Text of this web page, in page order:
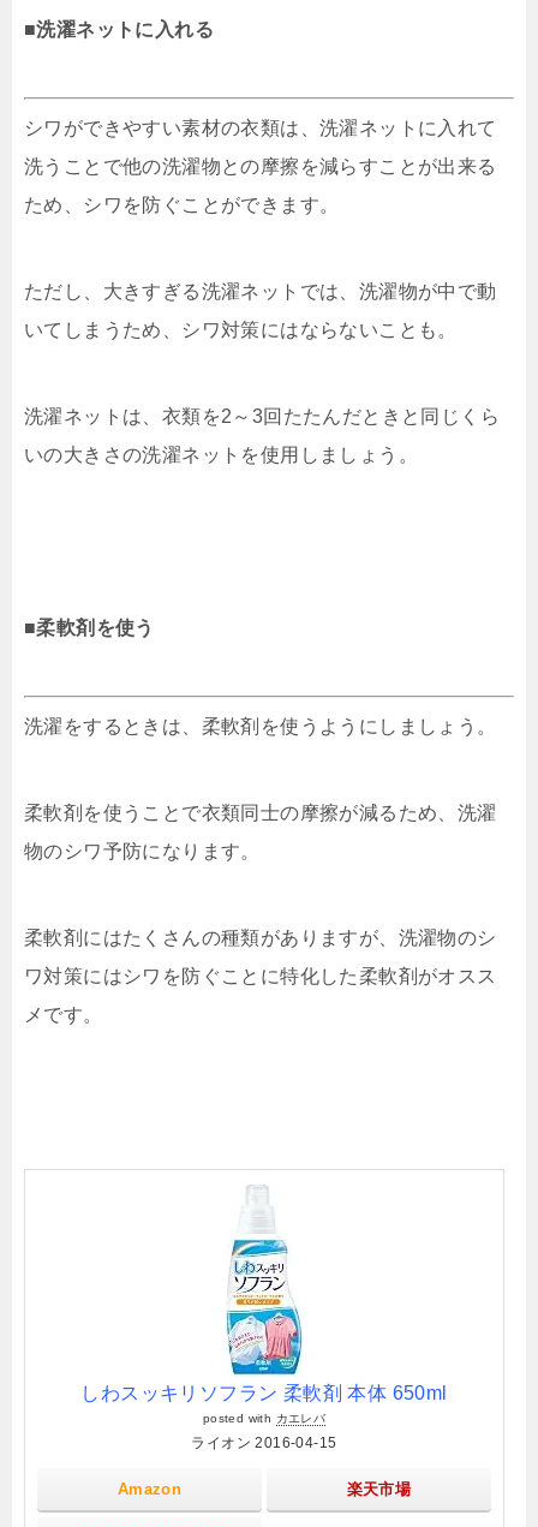
■洗濯ネットに入れる
シワができやすい素材の衣類は、洗濯ネットに入れて
洗うことで他の洗濯物との摩擦を減らすことが出来る
ため、シワを防ぐことができます。
ただし、大きすぎる洗濯ネットでは、洗濯物が中で動
いてしまうため、シワ対策にはならないことも。
洗濯ネットは、衣類を2～3回たたんだときと同じくら
いの大きさの洗濯ネットを使用しましょう。
■柔軟剤を使う
洗濯をするときは、柔軟剤を使うようにしましょう。
柔軟剤を使うことで衣類同士の摩擦が減るため、洗濯
物のシワ予防になります。
柔軟剤にはたくさんの種類がありますが、洗濯物のシ
ワ対策にはシワを防ぐことに特化した柔軟剤がオスス
メです。
しわスッキリソフラン 柔軟剤 本体 650ml
posted with カエレバ
ライオン 2016-04-15
Amazon 楽天市場